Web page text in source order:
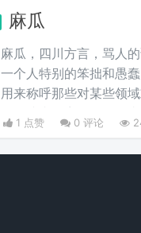
麻瓜
麻瓜，四川方言，骂人
一个人特别的笨拙和愚
用来称呼那些对某些领
人，或者形容一个人做
各大论坛贴吧上我们时
瓜、孤儿这样的词，尤
1 点赞 0 评论